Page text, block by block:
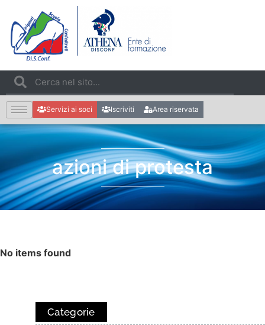
Servizi ai soci Iscriviti Area riservata
azioni di protesta
No items found
Categorie